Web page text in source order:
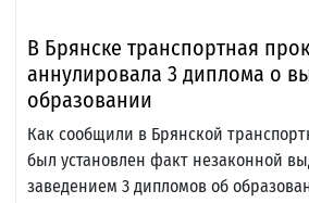
В Брянске транспортная
аннулировала 3 диплома о
образовании
Как сообщили в Брянской
был установлен факт незаконной
заведением 3 дипломов об